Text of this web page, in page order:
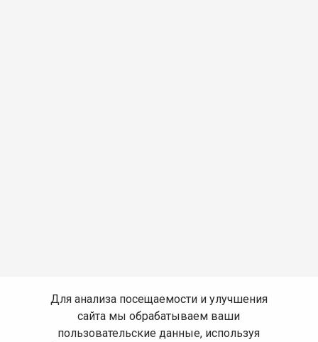
Для анализа посещаемости и улучшения
сайта мы обрабатываем ваши
пользовательские данные, используя